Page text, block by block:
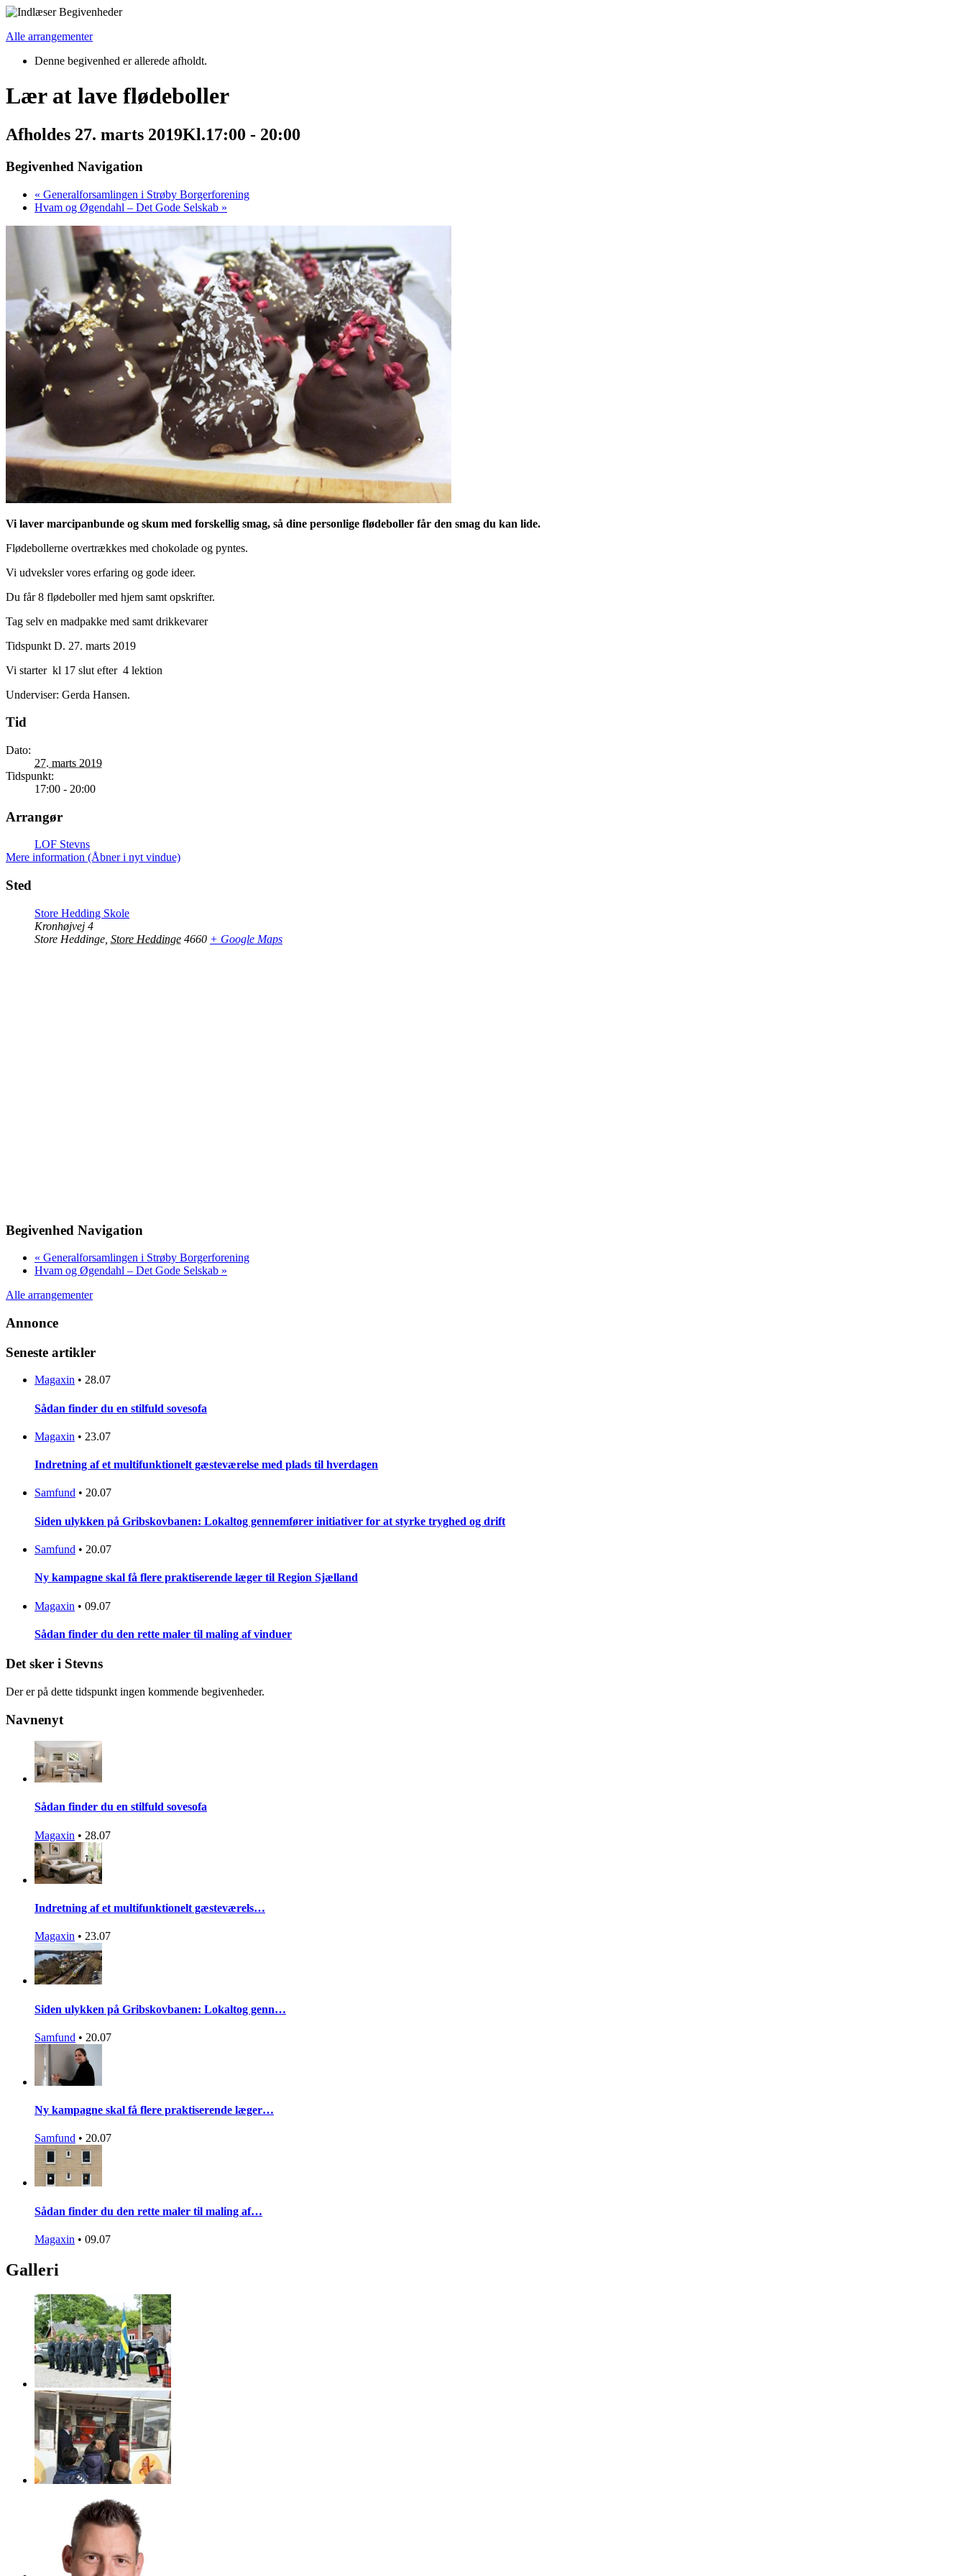
Alle arrangementer
Denne begivenhed er allerede afholdt.
Lær at lave flødeboller
Afholdes 27. marts 2019Kl.17:00 - 20:00
Begivenhed Navigation
« Generalforsamlingen i Strøby Borgerforening
Hvam og Øgendahl – Det Gode Selskab »
Vi laver marcipanbunde og skum med forskellig smag, så dine personlige flødeboller får den smag du kan lide.
Flødebollerne overtrækkes med chokolade og pyntes.
Vi udveksler vores erfaring og gode ideer.
Du får 8 flødeboller med hjem samt opskrifter.
Tag selv en madpakke med samt drikkevarer
Tidspunkt D. 27. marts 2019
Vi starter kl 17 slut efter 4 lektion
Underviser: Gerda Hansen.
Tid
Dato:
27. marts 2019
Tidspunkt:
17:00 - 20:00
Arrangør
LOF Stevns
Mere information (Åbner i nyt vindue)
Sted
Store Hedding Skole
Kronhøjvej 4
Store Heddinge Store Heddinge 4660 + Google Maps
Begivenhed Navigation
« Generalforsamlingen i Strøby Borgerforening
Hvam og Øgendahl – Det Gode Selskab »
Alle arrangementer
Annonce
Seneste artikler
Magaxin • 28.07
Sådan finder du en stilfuld sovesofa
Magaxin • 23.07
Indretning af et multifunktionelt gæsteværelse med plads til hverdagen
Samfund • 20.07
Siden ulykken på Gribskovbanen: Lokaltog gennemfører initiativer for at styrke tryghed og drift
Samfund • 20.07
Ny kampagne skal få flere praktiserende læger til Region Sjælland
Magaxin • 09.07
Sådan finder du den rette maler til maling af vinduer
Det sker i Stevns
Der er på dette tidspunkt ingen kommende begivenheder.
Navnenyt
Sådan finder du en stilfuld sovesofa
Magaxin • 28.07
Indretning af et multifunktionelt gæsteværels…
Magaxin • 23.07
Siden ulykken på Gribskovbanen: Lokaltog genn…
Samfund • 20.07
Ny kampagne skal få flere praktiserende læger…
Samfund • 20.07
Sådan finder du den rette maler til maling af…
Magaxin • 09.07
Galleri